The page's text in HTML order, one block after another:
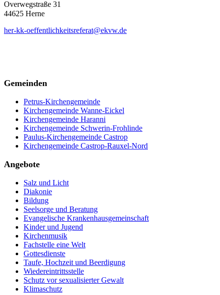
Overwegstraße 31
44625 Herne
her-kk-oeffentlichkeitsreferat@ekvw.de
Gemeinden
Petrus-Kirchengemeinde
Kirchengemeinde Wanne-Eickel
Kirchengemeinde Haranni
Kirchengemeinde Schwerin-Frohlinde
Paulus-Kirchengemeinde Castrop
Kirchengemeinde Castrop-Rauxel-Nord
Angebote
Salz und Licht
Diakonie
Bildung
Seelsorge und Beratung
Evangelische Krankenhausgemeinschaft
Kinder und Jugend
Kirchenmusik
Fachstelle eine Welt
Gottesdienste
Taufe, Hochzeit und Beerdigung
Wiedereintrittsstelle
Schutz vor sexualisierter Gewalt
Klimaschutz